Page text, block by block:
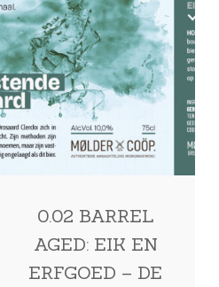
0.02 BARREL
AGED: EIK EN
ERFGOED – DE